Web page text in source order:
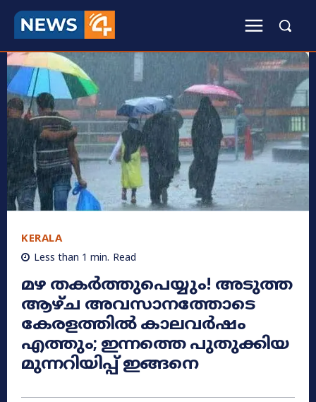
KERALA
Less than 1 min. Read
മഴ തകർത്തുപെയ്യും! അടുത്ത
ആഴ്ച അവസാനത്തോടെ
കേരളത്തിൽ കാലവർഷം
എത്തും; ഇന്നത്തെ പുതുക്കിയ
മുന്നറിയിപ്പ് ഇങ്ങനെ